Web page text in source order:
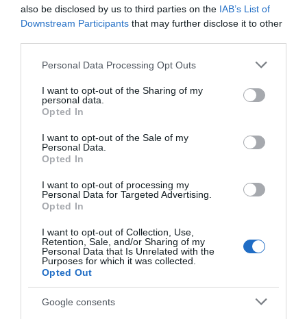
also be disclosed by us to third parties on the IAB’s List of
Downstream Participants that may further disclose it to other
Please note that this website/app uses one or more Google
not limited to your visit or usage behaviour. You may click to
grant or deny consent to Google and its third-party tags to
use your data for below specified purposes in below Google
consent section.
Personal Data Processing Opt Outs
I want to opt-out of the Sharing of my
personal data.
Opted In
I want to opt-out of the Sale of my
Personal Data.
Opted In
I want to opt-out of processing my
Personal Data for Targeted Advertising.
Opted In
I want to opt-out of Collection, Use,
Retention, Sale, and/or Sharing of my
Personal Data that Is Unrelated with the
Purposes for which it was collected.
Opted Out
Google consents
ΠΟΛΙΤΙΚΗ
Στο πλευρό του Τζιτζικώστα στις
αυτοδιοικητικές εκλογές η Βίκυ
Χατζηβασιλείου
Όσα αναφέρει στην ανάρτηση της